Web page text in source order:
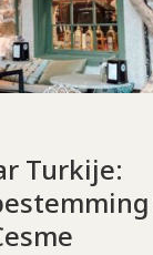
Turkije: